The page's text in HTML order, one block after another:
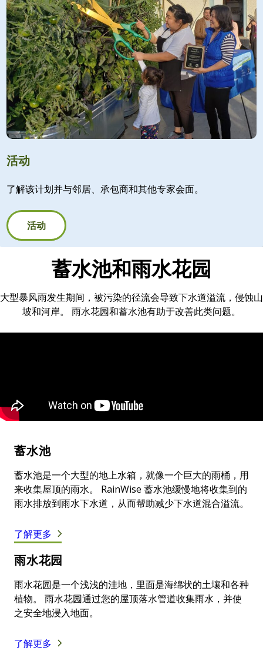
活动
了解该计划并与邻居、承包商和其他专家会面。
活动
蓄水池和雨水花园
大型暴风雨发生期间，被污染的径流会导致下水道溢流，侵蚀山
坡和河岸。 雨水花园和蓄水池有助于改善此类问题。
蓄水池
蓄水池是一个大型的地上水箱，就像一个巨大的雨桶，用
来收集屋顶的雨水。 RainWise 蓄水池缓慢地将收集到的
雨水排放到雨水下水道，从而帮助减少下水道混合溢流。
了解更多
雨水花园
雨水花园是一个浅浅的洼地，里面是海绵状的土壤和各种
植物。 雨水花园通过您的屋顶落水管道收集雨水，并使
之安全地浸入地面。
了解更多